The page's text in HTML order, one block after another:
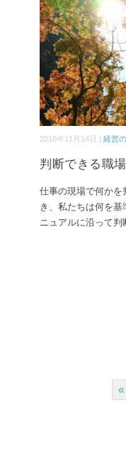
2018年11月14日 | 経営
判断できる職
仕事の現場で何かを
き、私たちは何を
ニュアルに沿って判
«